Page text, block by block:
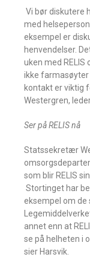
 Vi bør
med
eksempel er
henvendelser.
uken med
ikke
kontakt er viktig
Westergren,
Ser på RELIS nå
Statssekretær
som blir RELIS
 Stortinget har
eksempel om de
annet enn at
se på helheten i
sier Harsvik.